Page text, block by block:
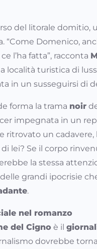
del litorale
“Come Domenico,
l’ha fatta”, racconta
località turistica di
in un susseguirsi di
forma la trama noir
impegnata in un
ritrovato un cadavere,
lei? Se il corpo
la stessa
grandi ipocrisie
.
nel romanzo
del Cigno è il
dovrebbe